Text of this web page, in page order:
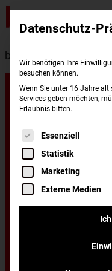
burgerme
Gotha
Du wohnst in
Datenschutz-
Wir benötigen Ihre
besuchen können.
Wenn Sie unter 16 Jahre
Services geben möchten,
Erlaubnis bitten.
Es folgt eine
Essenziell
Statistik
Marketing
Externe Medien